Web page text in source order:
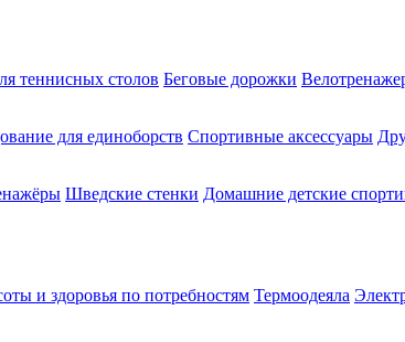
теннисных столов Беговые дорожки
для единоборств Спортивные аксессуары
Шведские стенки Домашние детские
и здоровья по потребностям Термоодеяла